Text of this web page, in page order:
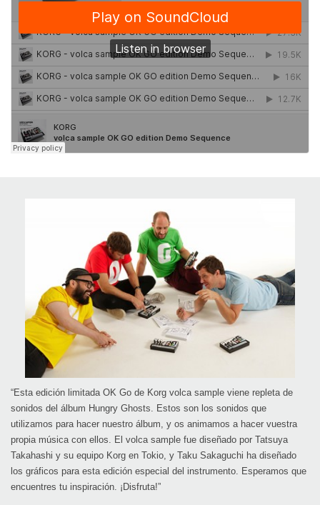
“Esta edición limitada OK Go de Korg volca sample viene repleta de
sonidos del álbum Hungry Ghosts. Estos son los sonidos que
utilizamos para hacer nuestro álbum, y os animamos a hacer vuestra
propia música con ellos. El volca sample fue diseñado por Tatsuya
Takahashi y su equipo Korg en Tokio, y Taku Sakaguchi ha diseñado
los gráficos para esta edición especial del instrumento. Esperamos que
encuentres tu inspiración. ¡Disfruta!”